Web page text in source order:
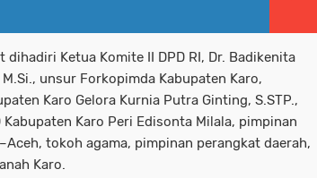
Ketua Komite II DPD RI, Dr. Badikenita
unsur Forkopimda Kabupaten Karo,
Karo Gelora Kurnia Putra Ginting, S.STP.,
Kabupaten Karo Peri Edisonta Milala, pimpinan
tokoh agama, pimpinan perangkat daerah,
Karo.